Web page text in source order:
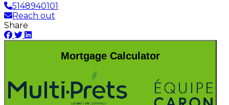
5148940101
Reach out
Share
Mortgage Calculator